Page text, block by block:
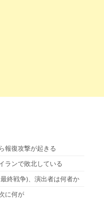
報復攻撃が起きる
ランで敗北している
終戦争)、演出者は何者か
に何が